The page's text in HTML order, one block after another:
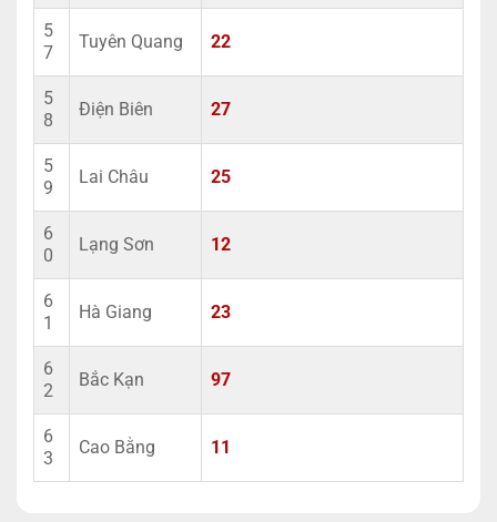
5
7
Tuyên Quang 22
5
8
Điện Biên 27
5
9
Lai Châu 25
6
0
Lạng Sơn 12
6
1
Hà Giang 23
6
2
Bắc Kạn 97
6
3
Cao Bằng 11